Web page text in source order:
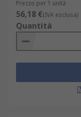
Prezzo per 1 unità
56,18 €(IVA esclusa)
Quantità